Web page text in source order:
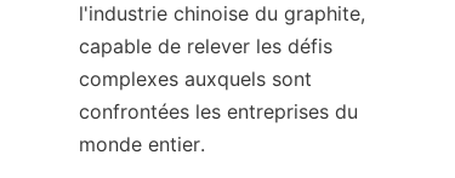
l'industrie chinoise du graphite,
capable de relever les défis
complexes auxquels sont
confrontées les entreprises du
monde entier.